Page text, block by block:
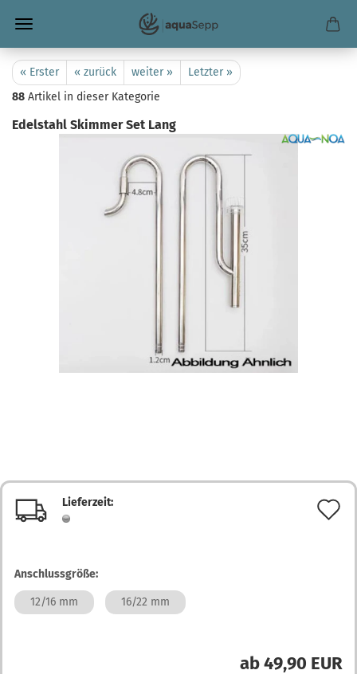
« Erster « zurück weiter »
Letzter »
88 Artikel in dieser Kategorie
Edelstahl Skimmer Set Lang
Lieferzeit:
Anschlussgröße:
12/16 mm 16/22 mm
ab 49,90 EUR